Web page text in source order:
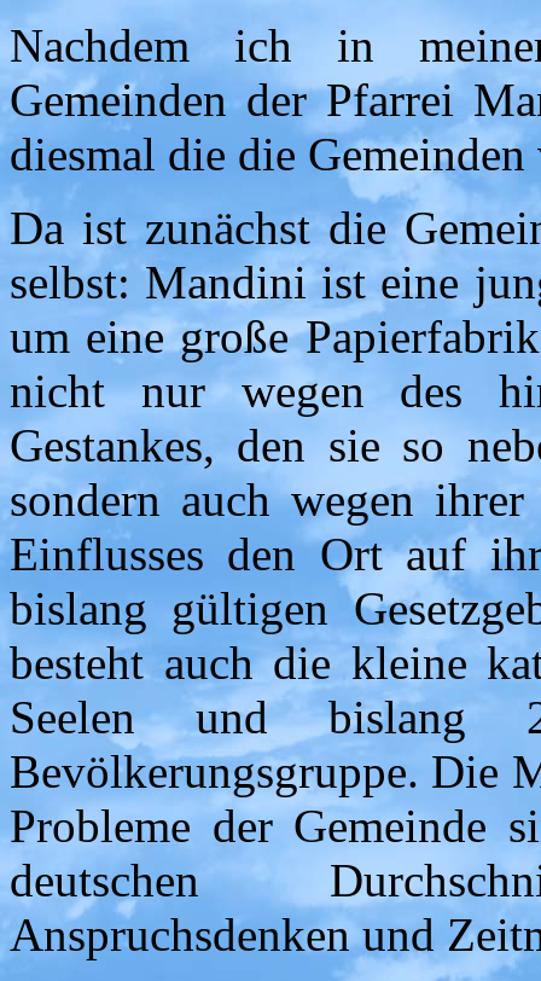
Nachdem ich in
Gemeinden der Pfarrei
diesmal die die
Da ist zunächst die
selbst: Mandini ist eine
um eine große
nicht nur wegen des
Gestankes, den sie so
sondern auch wegen
Einflusses den Ort auf
bislang gültigen
besteht auch die kleine
Seelen und bislang
Bevölkerungsgruppe. Die
Probleme der Gemeinde
deutschen
Anspruchsdenken und